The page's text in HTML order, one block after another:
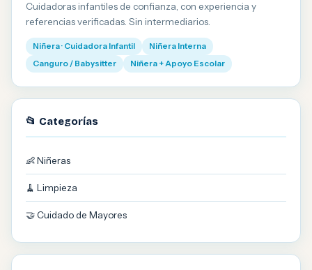
Cuidadoras infantiles de confianza, con experiencia y
referencias verificadas. Sin intermediarios.
Niñera · Cuidadora Infantil
Niñera Interna
Canguro / Babysitter
Niñera + Apoyo Escolar
📂 Categorías
👶 Niñeras
🧹 Limpieza
🤝 Cuidado de Mayores